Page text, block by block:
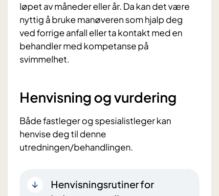
løpet av måneder eller år. Da kan det være
nyttig å bruke manøveren som hjalp deg
ved forrige anfall eller ta kontakt med en
behandler med kompetanse på
svimmelhet.
Henvisning og vurdering
Både fastleger og spesialistleger kan
henvise deg til denne
utredningen/behandlingen.
Henvisningsrutiner for